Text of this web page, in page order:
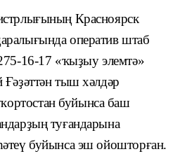
Красноярск
оператив штаб
16-17 «ҡыҙыу элемтә»
тыш хәлдәр
буйынса баш
туғандарына
буйынса эш ойошторған.